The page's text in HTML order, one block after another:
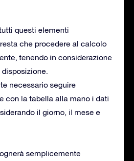
questi elementi
che procedere al calcolo
tenendo in considerazione
necessario seguire
con la tabella alla mano i dati
il giorno, il mese e
semplicemente